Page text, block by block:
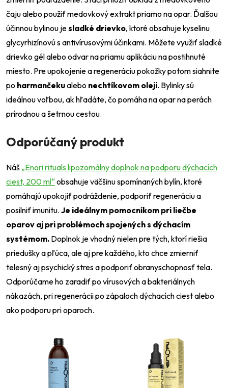
čaju alebo použiť medovkový extrakt priamo na opar. Ďalšou
účinnou bylinou jesladké drievko, ktoré obsahuje kyselinu
glycyrhizínovú s antivírusovými účinkami. Môžete využiť sladké
drievko gél alebo odvar na priamu aplikáciu na postihnuté
miesto. Pre upokojenie a regeneráciu pokožky potom siahnite
po harmančekualebo nechtíkovom oleji. Bylinky sú
ideálnou voľbou, ak hľadáte, čo pomáha na opar na perách
prírodnou a šetrnou cestou.
Odporúčaný produkt
Náš „Enori rituals lipozomálny doplnok na podporu dýchacích
ciest, 200 ml“ obsahuje väčšinu spomínaných bylín, ktoré
pomáhajú upokojiť podráždenie, podporiť regeneráciu a
posilniť imunitu. Je ideálnym pomocníkom pri liečbe
oparov aj pri problémoch spojených s dýchacím
systémom. Doplnok je vhodný nielen pre tých, ktorí riešia
priedušky a pľúca, ale aj pre každého, kto chce zmierniť
telesný aj psychický stres a podporiť obranyschopnosť tela.
Odporúčame ho zaradiť po vírusových a bakteriálnych
nákazách, pri regenerácii po zápaloch dýchacích ciest alebo
ako podporu pri oparoch.